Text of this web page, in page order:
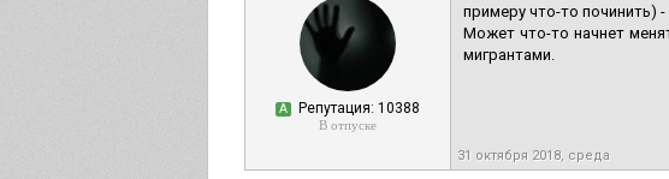
А Репутация: 10388
В отпуске
примеру что-то починить)
Может что-то начнет
мигрантами.
31 октября 2018, среда